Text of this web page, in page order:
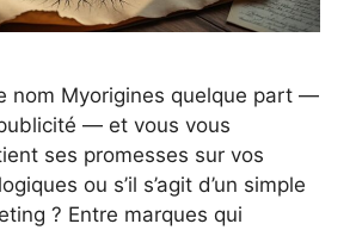
nom Myorigines quelque part —
— et vous vous
ses promesses sur vos
ou s’il s’agit d’un simple
? Entre marques qui